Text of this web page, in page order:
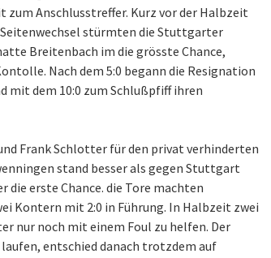
Anschlusstreffer. Kurz vor der Halbzeit
Seitenwechsel stürmten die Stuttgarter
Breitenbach im die grösste Chance,
Nach dem 5:0 begann die Resignation
mit dem 10:0 zum Schlußpfiff ihren
Frank Schlotter für den privat verhinderten
stand besser als gegen Stuttgart
erste Chance. die Tore machten
Kontern mit 2:0 in Führung. In Halbzeit zwei
nur noch mit einem Foul zu helfen. Der
entschied danach trotzdem auf